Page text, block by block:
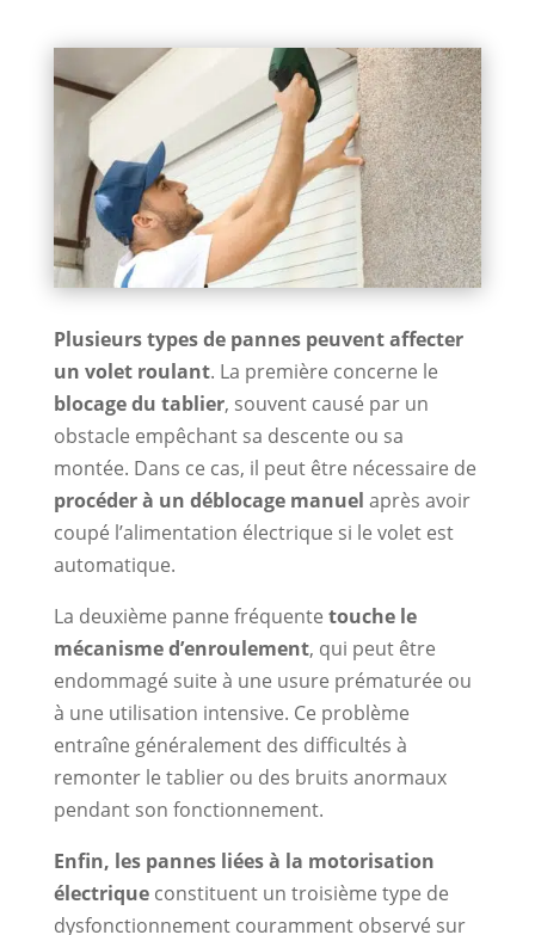
Plusieurs types de pannes peuvent affecter
un volet roulant. La première concerne le
blocage du tablier, souvent causé par un
obstacle empêchant sa descente ou sa
montée. Dans ce cas, il peut être nécessaire de
procéder à un déblocage manuel après avoir
coupé l’alimentation électrique si le volet est
automatique.
La deuxième panne fréquente touche le
mécanisme d’enroulement, qui peut être
endommagé suite à une usure prématurée ou
à une utilisation intensive. Ce problème
entraîne généralement des difficultés à
remonter le tablier ou des bruits anormaux
pendant son fonctionnement.
Enfin, les pannes liées à la motorisation
électriqueconstituent un troisième type de
dysfonctionnement couramment observé sur